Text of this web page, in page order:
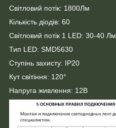
Світловий потік: 1800Лм
Кількість діодів: 60
Світловий потік 1 LED: 30-40 Лм
Тип LED: SMD5630
Ступінь захисту: IP20
Кут світіння: 120°
Напруга живлення: 12В